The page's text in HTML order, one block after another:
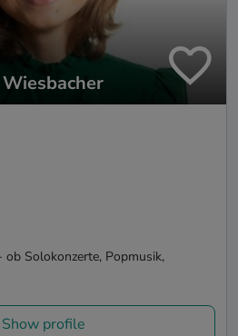
ob Solokonzerte, Popmusik,
Show profile